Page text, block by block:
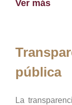
Ver más
pública
La